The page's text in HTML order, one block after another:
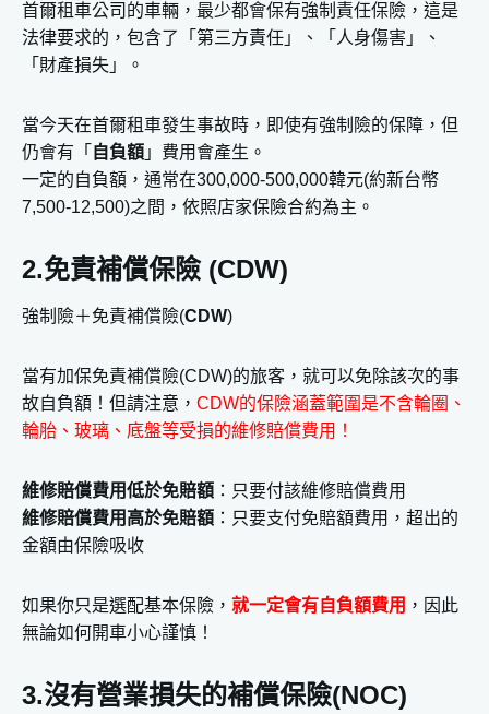
首爾租車公司的車輛，最少都會保有強制責任保險，這是
法律要求的，包含了「第三方責任」、「人身傷害」、
「財產損失」。
當今天在首爾租車發生事故時，即使有強制險的保障，但
仍會有「 自負額 」費用會產生。
一定的自負額，通常在300,000-500,000韓元(約新台幣
7,500-12,500)之間，依照店家保險合約為主。
2.免責補償保險 (CDW)
強制險＋免責補償險(CDW)
當有加保免責補償險(CDW)的旅客，就可以免除該次的事
故自負額！但請注意， CDW的保險涵蓋範圍是不含輪圈、
輪胎、玻璃、底盤等受損的維修賠償費用！
維修賠償費用低於免賠額 ：只要付該維修賠償費用
維修賠償費用高於免賠額 ：只要支付免賠額費用，超出的
金額由保險吸收
如果你只是選配基本保險， 就一定會有自負額費用 ，因此
無論如何開車小心謹慎！
3.沒有營業損失的補償保險(NOC)